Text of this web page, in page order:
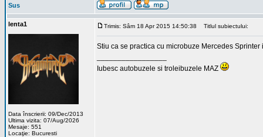
Sus
lenta1
Data înscrierii: 09/Dec/2013
Ultima vizita: 07/Aug/2026
Mesaje: 551
Locaţie: Bucuresti
Trimis: Sâm 18 Apr 2015 14:50:38 Titlul subiectului:
Stiu ca se practica cu microbuze Mercedes
Iubesc autobuzele si troleibuzele MAZ